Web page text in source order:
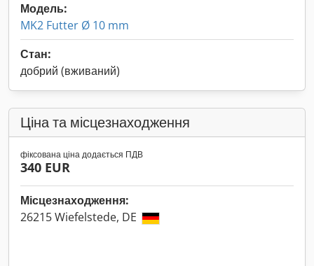
Модель:
MK2 Futter Ø 10 mm
Стан:
добрий (вживаний)
Ціна та місцезнаходження
фіксована ціна додається ПДВ
340 EUR
Місцезнаходження:
26215 Wiefelstede, DE